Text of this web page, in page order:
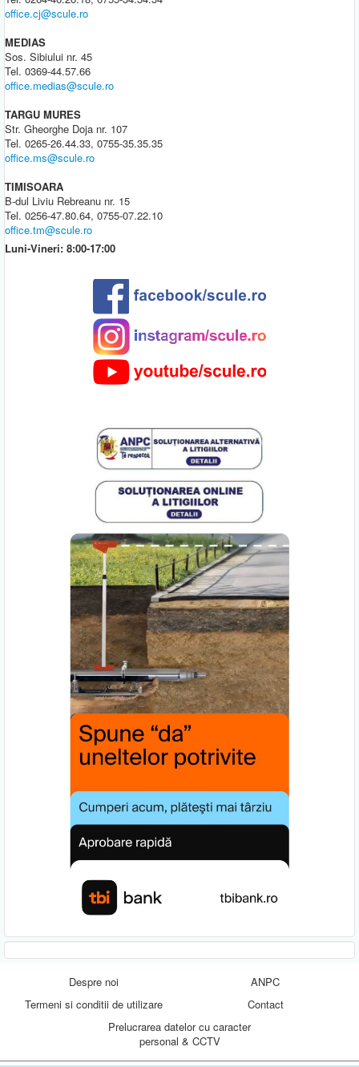
office.cj@scule.ro
MEDIAS
Sos. Sibiului nr. 45
Tel. 0369-44.57.66
office.medias@scule.ro
TARGU MURES
Str. Gheorghe Doja nr. 107
Tel. 0265-26.44.33, 0755-35.35.35
office.ms@scule.ro
TIMISOARA
B-dul Liviu Rebreanu nr. 15
Tel. 0256-47.80.64, 0755-07.22.10
office.tm@scule.ro
Luni-Vineri: 8:00-17:00
Despre noi
ANPC
Termeni si conditii de utilizare
Contact
Prelucrarea datelor cu caracter
personal & CCTV